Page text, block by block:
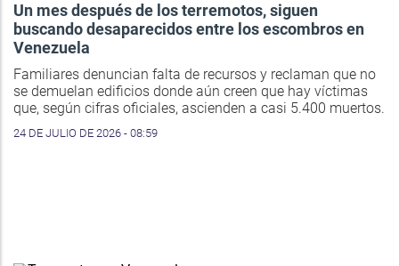
Un mes después de los terremotos, siguen
buscando desaparecidos entre los escombros en
Venezuela
Familiares denuncian falta de recursos y reclaman que no
se demuelan edificios donde aún creen que hay víctimas
que, según cifras oficiales, ascienden a casi 5.400 muertos.
24 DE JULIO DE 2026 - 08:59